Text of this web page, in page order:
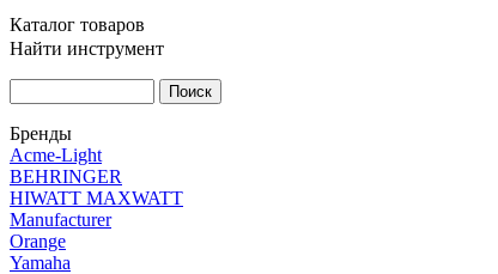
Каталог товаров
Найти инструмент
Бренды
Acme-Light
BEHRINGER
HIWATT MAXWATT
Manufacturer
Orange
Yamaha